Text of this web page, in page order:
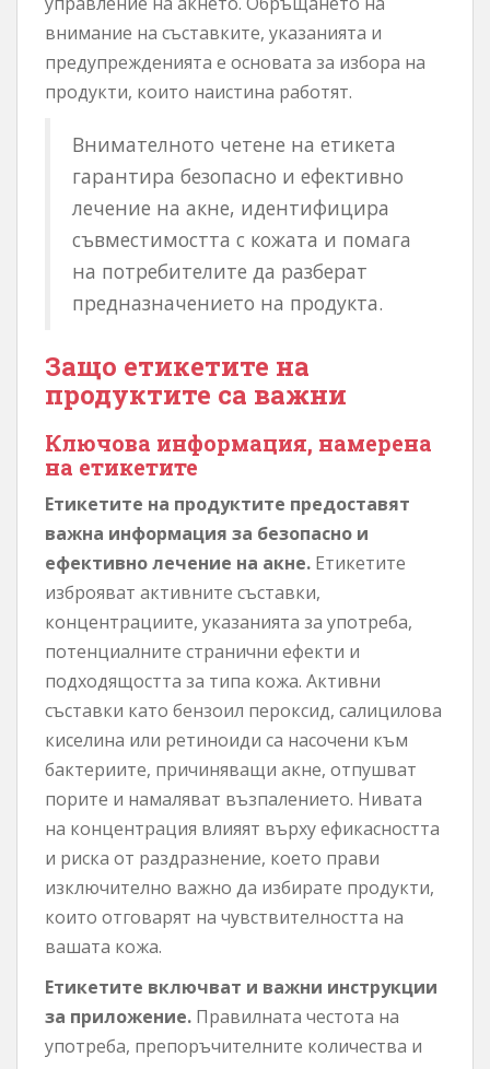
внимание на съставките, указанията и
предупрежденията е основата за избора на
продукти, които наистина работят.
Внимателното четене на етикета
гарантира безопасно и ефективно
лечение на акне, идентифицира
съвместимостта с кожата и помага
на потребителите да разберат
предназначението на продукта.
Защо етикетите на
продуктите са важни
Ключова информация, намерена
на етикетите
Етикетите на продуктите предоставят
важна информация за безопасно и
ефективно лечение на акне. Етикетите
изброяват активните съставки,
концентрациите, указанията за употреба,
потенциалните странични ефекти и
подходящостта за типа кожа. Активни
съставки като бензоил пероксид, салицилова
киселина или ретиноиди са насочени към
бактериите, причиняващи акне, отпушват
порите и намаляват възпалението. Нивата
на концентрация влияят върху ефикасността
и риска от раздразнение, което прави
изключително важно да избирате продукти,
които отговарят на чувствителността на
вашата кожа.
Етикетите включват и важни инструкции
за приложение. Правилната честота на
употреба, препоръчителните количества и